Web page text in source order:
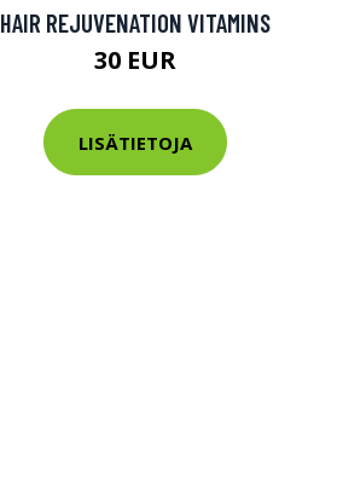
HAIR REJUVENATION VITAMINS
30 EUR
LISÄTIETOJA